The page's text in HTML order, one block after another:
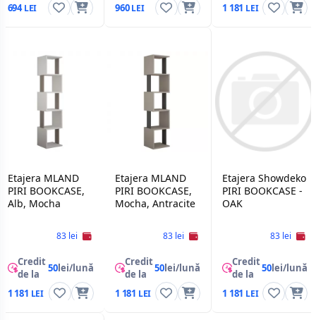
694
960
1 181
Etajera MLAND
PIRI BOOKCASE,
Alb, Mocha
83 lei
Credit
de la
50lei/lună
1 181
Etajera MLAND
PIRI BOOKCASE,
Mocha, Antracite
83 lei
Credit
de la
50lei/lună
1 181
Etajera Showdeko
PIRI BOOKCASE -
OAK
83 lei
Credit
de la
50lei/lună
1 181